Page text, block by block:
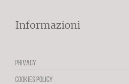
Informazioni
PRIVACY
COOKIES POLICY